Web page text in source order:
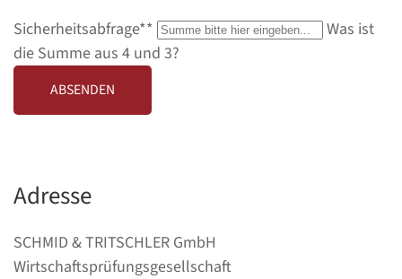
Pflichtfeld
Sicherheitsabfrage**
Was ist
die Summe aus 4 und 3?
ABSENDEN
Adresse
SCHMID & TRITSCHLER GmbH
Wirtschaftsprüfungsgesellschaft